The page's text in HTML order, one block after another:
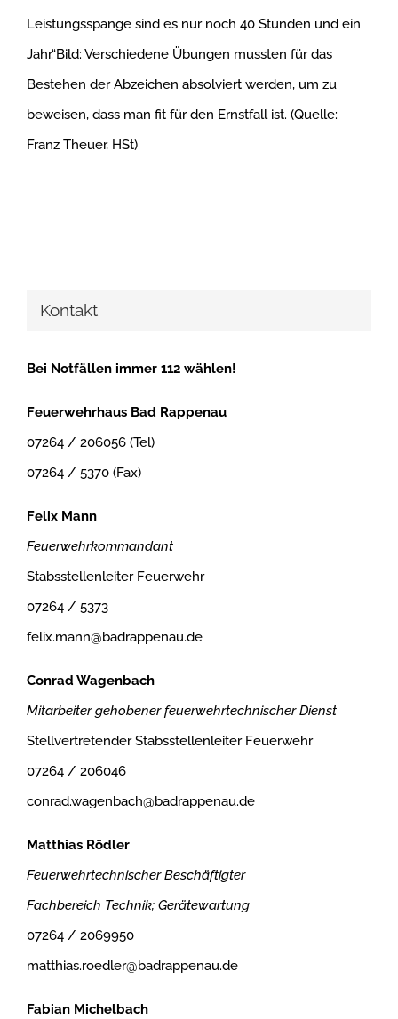
Leistungsspange sind es nur noch 40 Stunden und ein
Jahr.“Bild: Verschiedene Übungen mussten für das
Bestehen der Abzeichen absolviert werden, um zu
beweisen, dass man fit für den Ernstfall ist. (Quelle:
Franz Theuer, HSt)
Kontakt
Bei Notfällen immer 112 wählen!
Feuerwehrhaus Bad Rappenau
07264 / 206056 (Tel)
07264 / 5370 (Fax)
Felix Mann
Feuerwehrkommandant
Stabsstellenleiter Feuerwehr
07264 / 5373
felix.mann@badrappenau.de
Conrad Wagenbach
Mitarbeiter gehobener feuerwehrtechnischer Dienst
Stellvertretender Stabsstellenleiter Feuerwehr
07264 / 206046
conrad.wagenbach@badrappenau.de
Matthias Rödler
Feuerwehrtechnischer Beschäftigter
Fachbereich Technik; Gerätewartung
07264 / 2069950
matthias.roedler@badrappenau.de
Fabian Michelbach